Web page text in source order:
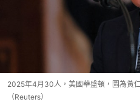
2025年4月30人，美國華盛頓，圖為黃
（Reuters）